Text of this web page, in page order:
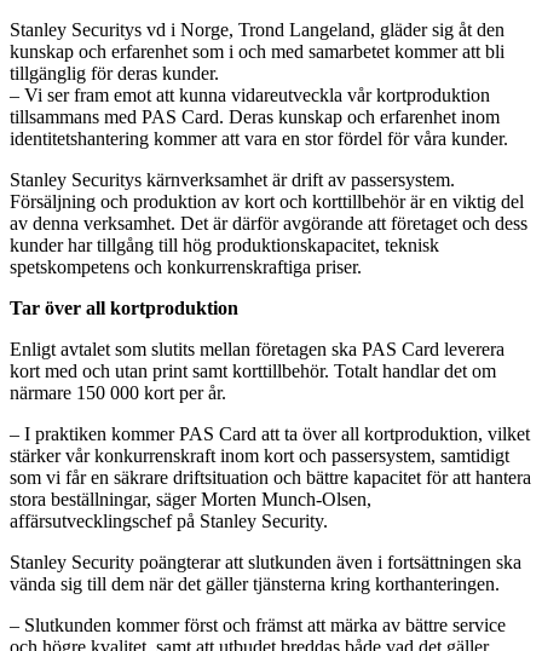
Stanley Securitys vd i Norge, Trond Langeland, gläder sig åt den
kunskap och erfarenhet som i och med samarbetet kommer att bli
tillgänglig för deras kunder.
– Vi ser fram emot att kunna vidareutveckla vår kortproduktion
tillsammans med PAS Card. Deras kunskap och erfarenhet inom
identitetshantering kommer att vara en stor fördel för våra kunder.
Stanley Securitys kärnverksamhet är drift av passersystem.
Försäljning och produktion av kort och korttillbehör är en viktig del
av denna verksamhet. Det är därför avgörande att företaget och dess
kunder har tillgång till hög produktionskapacitet, teknisk
spetskompetens och konkurrenskraftiga priser.
Tar över all kortproduktion
Enligt avtalet som slutits mellan företagen ska PAS Card leverera
kort med och utan print samt korttillbehör. Totalt handlar det om
närmare 150 000 kort per år.
– I praktiken kommer PAS Card att ta över all kortproduktion, vilket
stärker vår konkurrenskraft inom kort och passersystem, samtidigt
som vi får en säkrare driftsituation och bättre kapacitet för att hantera
stora beställningar, säger Morten Munch-Olsen,
affärsutvecklingschef på Stanley Security.
Stanley Security poängterar att slutkunden även i fortsättningen ska
vända sig till dem när det gäller tjänsterna kring korthanteringen.
– Slutkunden kommer först och främst att märka av bättre service
och högre kvalitet, samt att utbudet breddas både vad det gäller